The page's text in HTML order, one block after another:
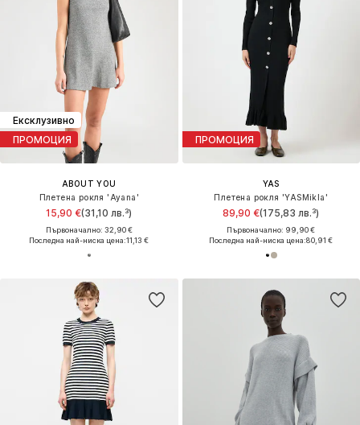
Ексклузивно
ПРОМОЦИЯ
ABOUT YOU
Плетена рокля 'Ayana'
15,90 €(31,10 лв.³)
Първоначално: 32,90 €
Последна най-ниска цена:11,13 €
ПРОМОЦИЯ
YAS
Плетена рокля 'YASMikla'
89,90 €(175,83 лв.³)
Първоначално: 99,90 €
Последна най-ниска цена:80,91 €